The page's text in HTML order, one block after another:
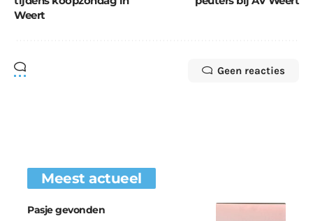
Weert
Geen reacties
Meest actueel
Pasje gevonden